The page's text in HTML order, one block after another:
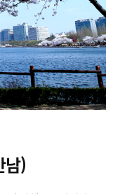
남)